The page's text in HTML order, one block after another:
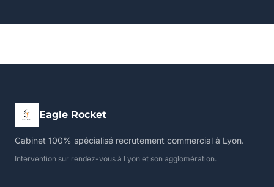
Eagle Rocket
Cabinet 100% spécialisé recrutement commercial à Lyon.
Intervention sur rendez-vous à Lyon et son agglomération.